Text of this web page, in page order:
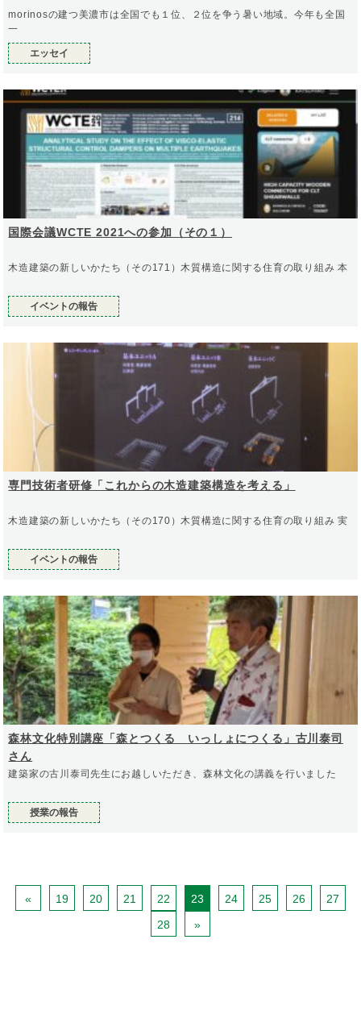
morinosの建つ美濃市は全国でも１位、２位を争う暑い地域。今年も全国
一
エッセイ
国際会議WCTE 2021への参加（その１）
木造建築の新しいかたち（その171）木質構造に関する住育の取り組み 本
イベントの報告
専門技術者研修「これからの木造建築構造を考える」
木造建築の新しいかたち（その170）木質構造に関する住育の取り組み 実
イベントの報告
森林文化特別講座「森とつくる いっしょにつくる」古川泰司
さん
建築家の古川泰司先生にお越しいただき、森林文化の講義を行いました
授業の報告
« 19 20 21 22 23 24 25 26
27
28
»